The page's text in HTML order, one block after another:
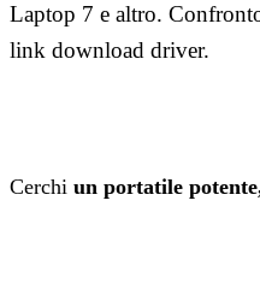
Laptop 7 e altro.
link download driver.
Cerchi un portatile